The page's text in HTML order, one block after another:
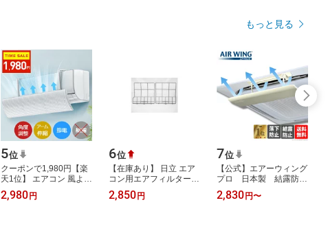
もっと見る
5位
クーポンで1,980円【楽
天1位】 エアコン 風よけ
カバー 最新型 結露防止
60cm/90cm 冷房対策
2,980 円
6位
【在庫あり】 日立 エア
コン用エアフィルター
(左・右セット) RAS-
A22Z-123
2,850 円
7位
【公式】エアーウィング
プロ 日本製 結露防止
マット付き エアコン
風除け カバー 省エ
2,830 円〜